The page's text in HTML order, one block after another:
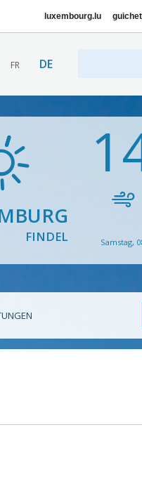
luxembourg.lu
FR DE
FINDEL Samstag,